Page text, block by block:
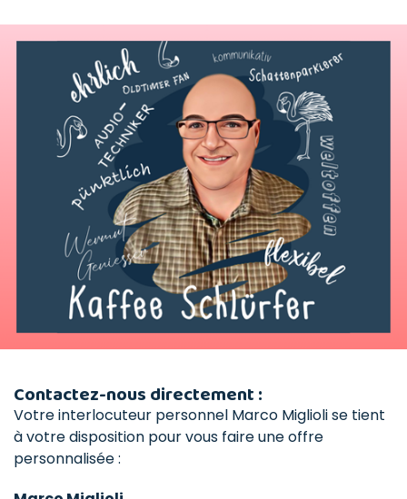
Contactez-nous directement :
Votre interlocuteur personnel Marco Miglioli se tient
à votre disposition pour vous faire une offre
personnalisée :